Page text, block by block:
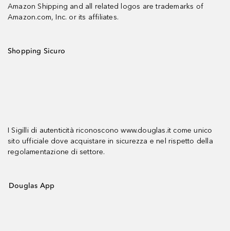
Amazon Shipping and all related logos are trademarks of
Amazon.com, Inc. or its affiliates.
Shopping Sicuro
I Sigilli di autenticità riconoscono www.douglas.it come unico
sito ufficiale dove acquistare in sicurezza e nel rispetto della
regolamentazione di settore.
Douglas App